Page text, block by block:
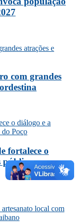
com grandes
fortalece o
públicas em